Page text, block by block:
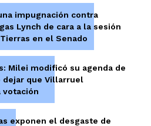
impugnación contra
Lynch de cara a la sesión
en el Senado
Milei modificó su agenda de
dejar que Villarruel
votación
exponen el desgaste de